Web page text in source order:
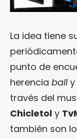
La idea tiene
punto de
herencia bally
través del
Chicletol y
también son